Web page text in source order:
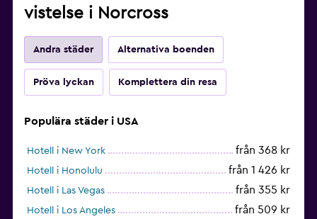
vistelse i Norcross
Andra städer Alternativa boenden
Pröva lyckan Komplettera din resa
Populära städer i USA
Hotell i New York från 368 kr
Hotell i Honolulu från 1 426 kr
Hotell i Las Vegas från 355 kr
Hotell i Los Angeles från 509 kr